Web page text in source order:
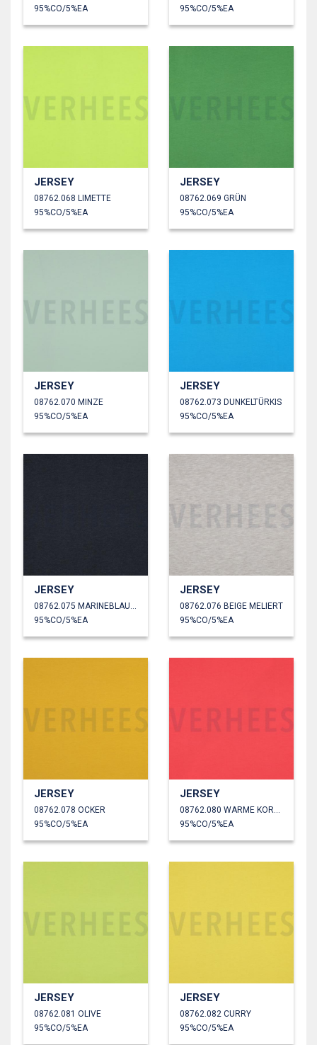
95%CO/5%EA
95%CO/5%EA
JERSEY
08762.068 LIMETTE
95%CO/5%EA
JERSEY
08762.069 GRÜN
95%CO/5%EA
JERSEY
08762.070 MINZE
95%CO/5%EA
JERSEY
08762.073 DUNKELTÜRKIS
95%CO/5%EA
JERSEY
95%CO/5%EA
JERSEY
08762.076 BEIGE MELIERT
95%CO/5%EA
JERSEY
08762.078 OCKER
95%CO/5%EA
JERSEY
95%CO/5%EA
JERSEY
08762.081 OLIVE
95%CO/5%EA
JERSEY
08762.082 CURRY
95%CO/5%EA